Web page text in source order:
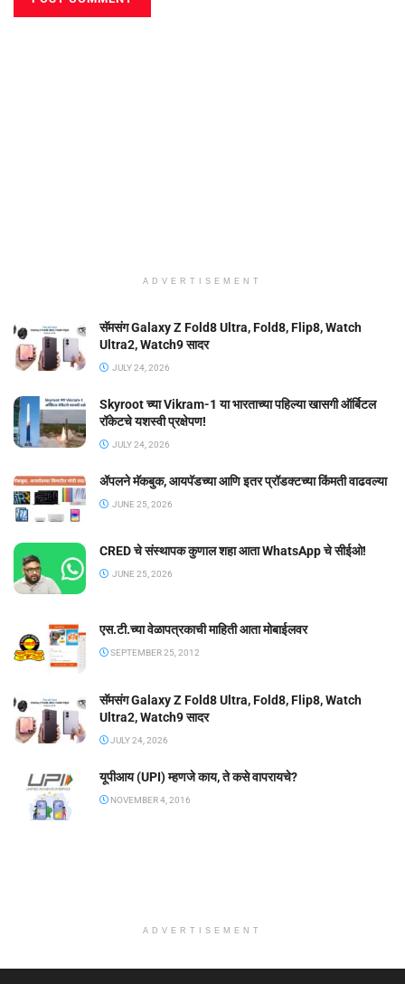
ADVERTISEMENT
सॅमसंग Galaxy Z Fold8 Ultra, Fold8, Flip8, Watch
Ultra2, Watch9 सादर
JULY 24, 2026
Skyroot च्या Vikram-1 या भारताच्या पहिल्या खासगी ऑर्बिटल
रॉकेटचे यशस्वी प्रक्षेपण!
JULY 24, 2026
ॲपलने मॅकबुक, आयपॅडच्या आणि इतर प्रॉडक्टच्या किंमती वाढवल्या
JUNE 25, 2026
CRED चे संस्थापक कुणाल शहा आता WhatsApp चे सीईओ!
JUNE 25, 2026
एस.टी.च्या वेळापत्रकाची माहिती आता मोबाईलवर
SEPTEMBER 25, 2012
सॅमसंग Galaxy Z Fold8 Ultra, Fold8, Flip8, Watch
Ultra2, Watch9 सादर
JULY 24, 2026
यूपीआय (UPI) म्हणजे काय, ते कसे वापरायचे?
NOVEMBER 4, 2016
ADVERTISEMENT